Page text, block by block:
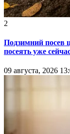
2
Подзимний посев
посеять уже
09 августа, 2026